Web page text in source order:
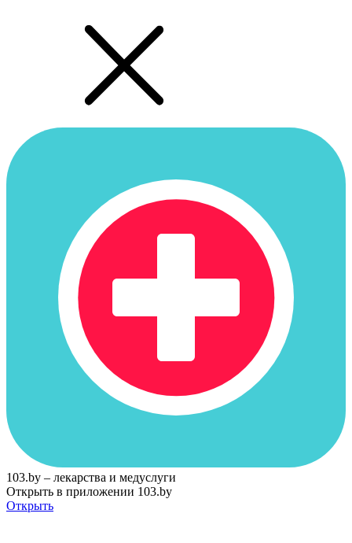
103.by – лекарства и медуслуги
Открыть в приложении 103.by
Открыть